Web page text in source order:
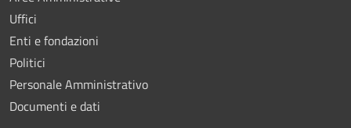
Uffici
Enti e fondazioni
Politici
Personale Amministrativo
Documenti e dati